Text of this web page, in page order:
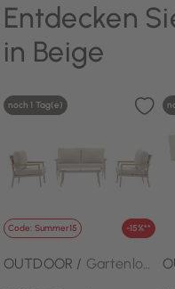
Entdecken
in Beige
Code: Summer15 -15%**
noch 1 Tag(e)
OUTDOOR / Gartenlounge-Set 4 tlg.